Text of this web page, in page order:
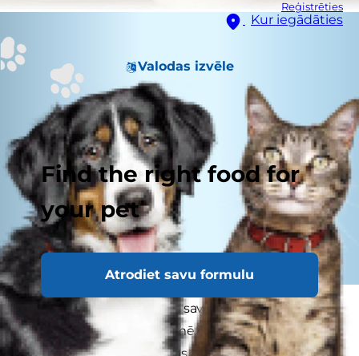
Reģistrēties
Kur iegādāties
Valodas izvēle
Find the right food for
your pet
Atrodiet savu formulu
Tas, kur un kā uzglabājat sava kaķa vai suņa
barību, var būtiski ietekmēt tās kvalitāti un